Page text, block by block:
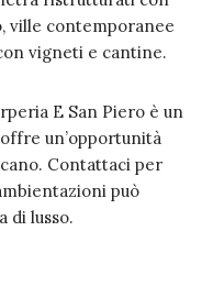
ville contemporanee
vigneti e cantine.
E San Piero è un
un’opportunità
Contattaci per
può
di lusso.